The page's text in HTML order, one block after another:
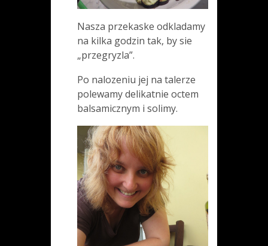
Nasza przekaske odkladamy
na kilka godzin tak, by sie
„przegryzla”.
Po nalozeniu jej na talerze
polewamy delikatnie octem
balsamicznym i solimy.